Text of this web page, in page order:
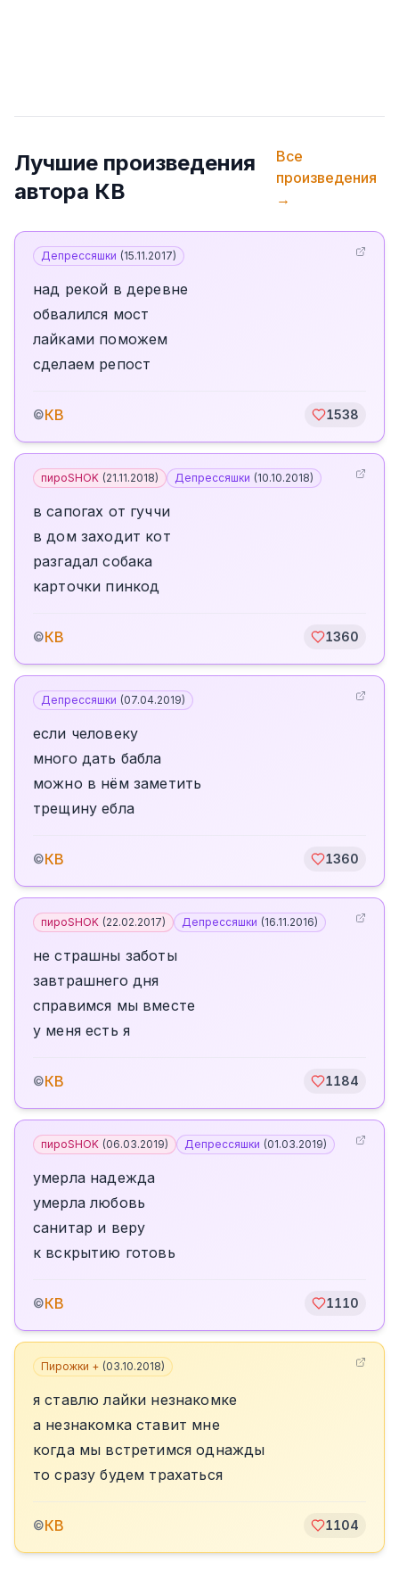
Лучшие произведения
автора КВ
Все
произведения
→
Депрессяшки (15.11.2017)
над рекой в деревне
обвалился мост
лайками поможем
сделаем репост
©КВ 1538
пироSHOK (21.11.2018) Депрессяшки (10.10.2018)
в сапогах от гуччи
в дом заходит кот
разгадал собака
карточки пинкод
©КВ 1360
Депрессяшки (07.04.2019)
если человеку
много дать бабла
можно в нём заметить
трещину ебла
©КВ 1360
пироSHOK (22.02.2017) Депрессяшки (16.11.2016)
не страшны заботы
завтрашнего дня
справимся мы вместе
у меня есть я
©КВ 1184
пироSHOK (06.03.2019) Депрессяшки (01.03.2019)
умерла надежда
умерла любовь
санитар и веру
к вскрытию готовь
©КВ 1110
Пирожки + (03.10.2018)
я ставлю лайки незнакомке
а незнакомка ставит мне
когда мы встретимся однажды
то сразу будем трахаться
©КВ 1104